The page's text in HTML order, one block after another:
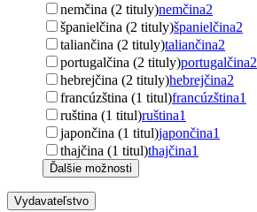
nemčina (2 tituly)nemčina2
španielčina (2 tituly)španielčina2
taliančina (2 tituly)taliančina2
portugalčina (2 tituly)portugalčina2
hebrejčina (2 tituly)hebrejčina2
francúzština (1 titul)francúzština1
ruština (1 titul)ruština1
japončina (1 titul)japončina1
thajčina (1 titul)thajčina1
Ďalšie možnosti
Vydavateľstvo